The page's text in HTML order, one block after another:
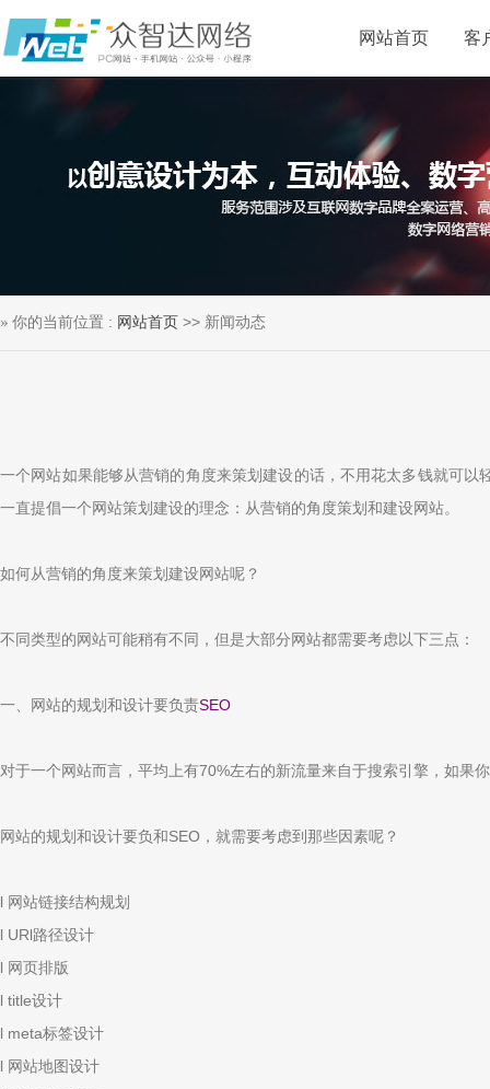
网站首页 客
你的当前位置 : 网站首页 >> 新闻动态
一个网站如果能够从营销的角度来策划建设的话，不用花太多钱就可
一直提倡一个网站策划建设的理念：从营销的角度策划和建设网站。
如何从营销的角度来策划建设网站呢？
不同类型的网站可能稍有不同，但是大部分网站都需要考虑以下三点：
一、网站的规划和设计要负责SEO
对于一个网站而言，平均上有70%左右的新流量来自于搜索引擎，如果
网站的规划和设计要负和SEO，就需要考虑到那些因素呢？
l 网站链接结构规划
l URl路径设计
l 网页排版
l title设计
l meta标签设计
l 网站地图设计